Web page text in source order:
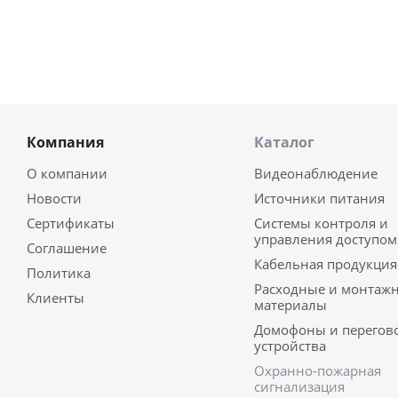
Компания
О компании
Новости
Сертификаты
Соглашение
Политика
Клиенты
Каталог
Видеонаблюдение
Источники питания
Системы контроля и
управления доступом
Кабельная продукция
Расходные и
материалы
Домофоны и
устройства
Охранно-пожарная
сигнализация